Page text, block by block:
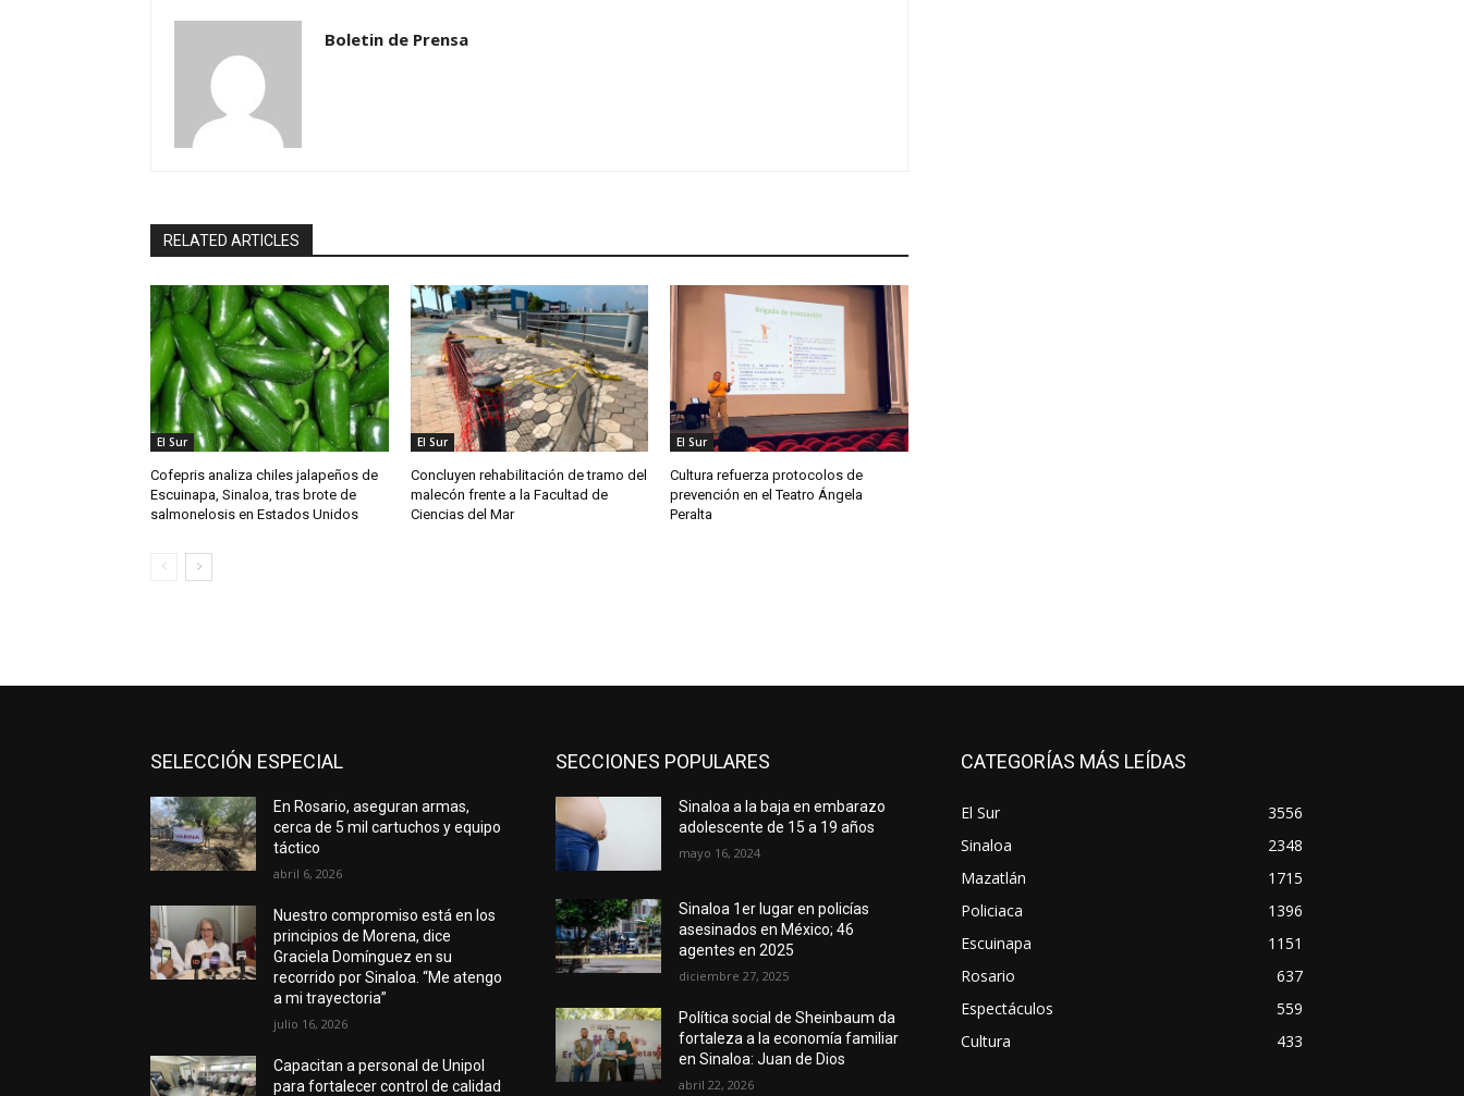
Boletin de Prensa
RELATED ARTICLES
El Sur
Cofepris analiza chiles jalapeños de
Escuinapa, Sinaloa, tras brote de
salmonelosis en Estados Unidos
El Sur
Concluyen rehabilitación de tramo del
malecón frente a la Facultad de
Ciencias del Mar
El Sur
Cultura refuerza protocolos de
prevención en el Teatro Ángela
Peralta
SELECCIÓN ESPECIAL
En Rosario, aseguran armas,
cerca de 5 mil cartuchos y equipo
táctico
abril 6, 2026
Nuestro compromiso está en los
principios de Morena, dice
Graciela Domínguez en su
recorrido por Sinaloa. “Me atengo
a mi trayectoria”
julio 16, 2026
Capacitan a personal de Unipol
para fortalecer control de calidad
SECCIONES POPULARES
Sinaloa a la baja en embarazo
adolescente de 15 a 19 años
mayo 16, 2024
Sinaloa 1er lugar en policías
asesinados en México; 46
agentes en 2025
diciembre 27, 2025
Política social de Sheinbaum da
fortaleza a la economía familiar
en Sinaloa: Juan de Dios
abril 22, 2026
CATEGORÍAS MÁS LEÍDAS
El Sur
3556
Sinaloa
2348
Mazatlán
1715
Policiaca
1396
Escuinapa
1151
Rosario
637
Espectáculos
559
Cultura
433